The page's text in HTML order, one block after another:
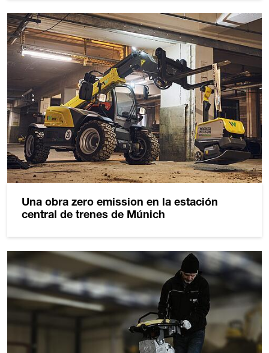
Una obra zero emission en la estación
central de trenes de Múnich